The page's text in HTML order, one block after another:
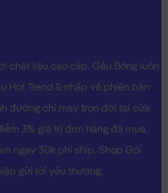
chất liệu cao cấp. Gấu Bông luôn
Hot Trend & nhập về phiên bản
đường chỉ may trọn đời tại cửa
3% giá trị đơn hàng đã mua.
ngay 30k phí ship. Shop Gói
gửi lời yêu thương.